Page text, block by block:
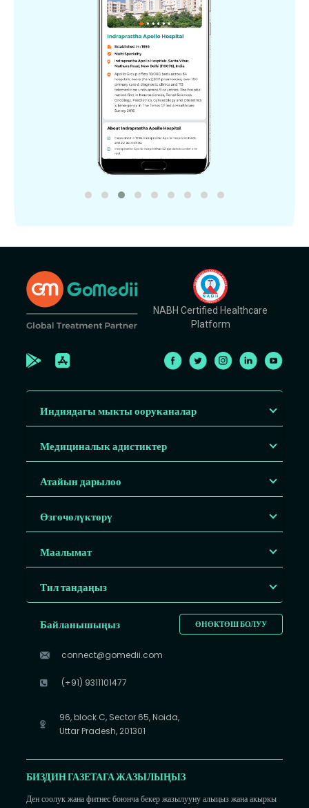
NABH Certified Healthcare
Platform
Индиядагы мыкты ооруканалар
Медициналык адистиктер
Атайын дарылоо
Өзгөчөлүктөрү
Маалымат
Тил тандаңыз
ӨНӨКТӨШ БОЛУУ
Байланышыңыз
connect@gomedii.com
(+91) 9311101477
96, block C, Sector 65, Noida,
Uttar Pradesh, 201301
БИЗДИН ГАЗЕТАГА ЖАЗЫЛЫҢЫЗ
Ден соолук жана фитнес боюнча бекер жазылууну алыңыз жана акыркы